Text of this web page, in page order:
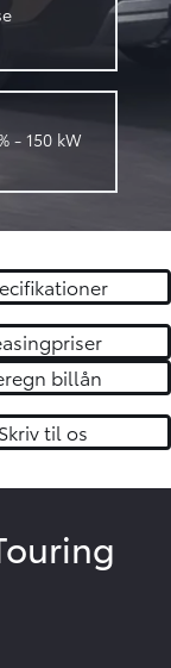
- 150 kW
billån
Skriv til os